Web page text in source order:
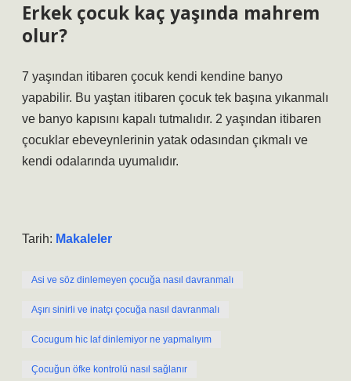
Erkek çocuk kaç yaşında mahrem
olur?
7 yaşından itibaren çocuk kendi kendine banyo
yapabilir. Bu yaştan itibaren çocuk tek başına yıkanmalı
ve banyo kapısını kapalı tutmalıdır. 2 yaşından itibaren
çocuklar ebeveynlerinin yatak odasından çıkmalı ve
kendi odalarında uyumalıdır.
Tarih: Makaleler
Asi ve söz dinlemeyen çocuğa nasıl davranmalı
Aşırı sinirli ve inatçı çocuğa nasıl davranmalı
Cocugum hic laf dinlemiyor ne yapmalıyım
Çocuğun öfke kontrolü nasıl sağlanır